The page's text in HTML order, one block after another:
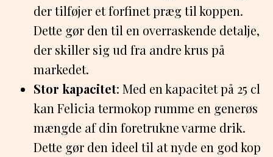
der tilføjer et forfinet præg til koppen.
Dette gør den til en overraskende detalje,
der skiller sig ud fra andre krus på
markedet.
Stor kapacitet: Med en kapacitet på 25 cl
kan Felicia termokop rumme en generøs
mængde af din foretrukne varme drik.
Dette gør den ideel til at nyde en god kop